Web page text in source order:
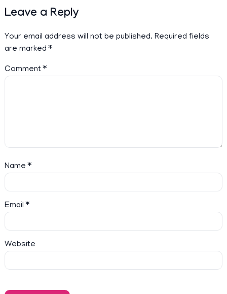
Leave a Reply
Your email address will not be published. Required fields
are marked*
Comment*
Name*
Email*
Website